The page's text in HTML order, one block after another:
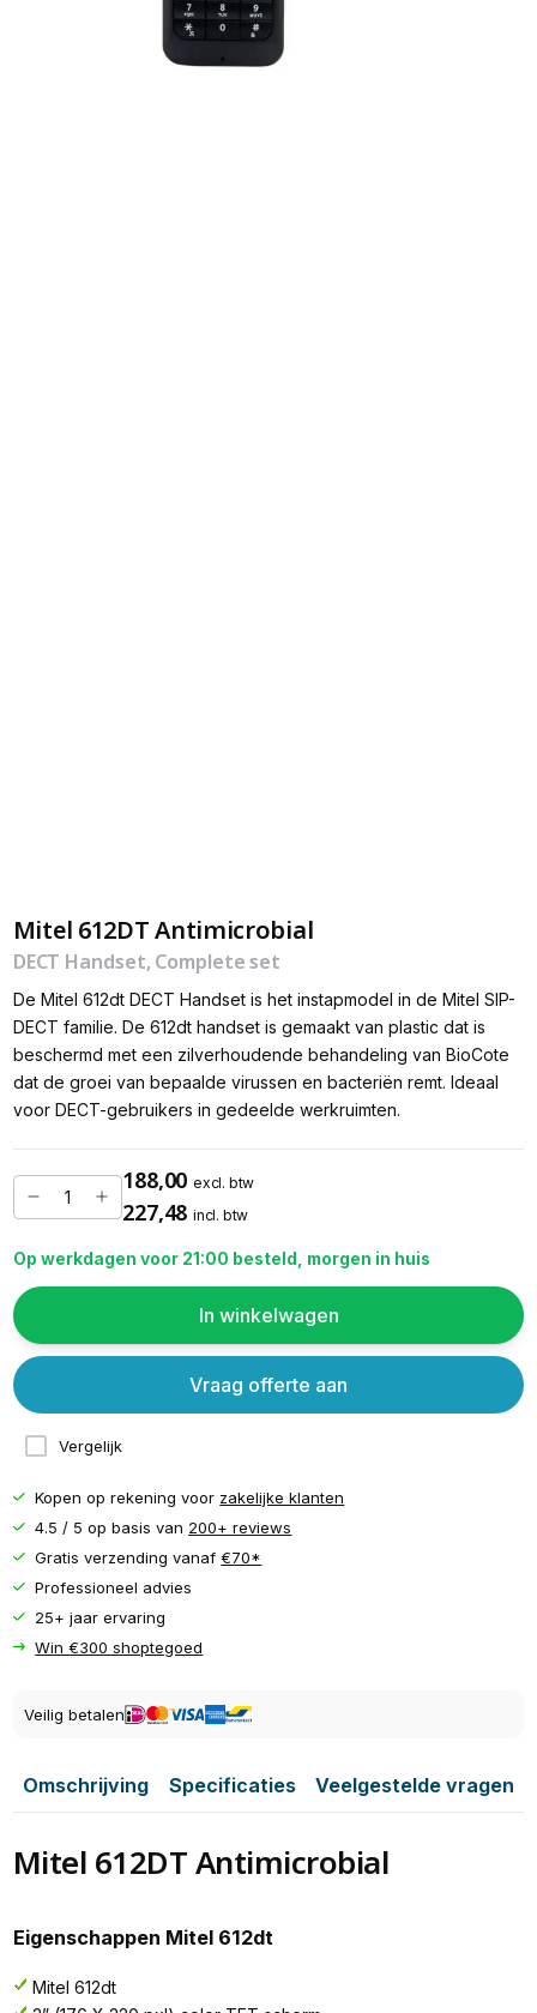
Mitel 612DT Antimicrobial
DECT Handset, Complete set
De Mitel 612dt DECT Handset is het instapmodel in de Mitel SIP-
DECT familie. De 612dt handset is gemaakt van plastic dat is
beschermd met een zilverhoudende behandeling van BioCote
dat de groei van bepaalde virussen en bacteriën remt. Ideaal
voor DECT-gebruikers in gedeelde werkruimten.
188,00 excl. btw
227,48 incl. btw
Op werkdagen voor 21:00 besteld, morgen in huis
In winkelwagen
Vergelijk
Vraag offerte aan
Kopen op rekening voor zakelijke klanten
4.5 / 5 op basis van 200+ reviews
Gratis verzending vanaf€70*
Professioneel advies
25+ jaar ervaring
Win €300 shoptegoed
Veilig betalen
Omschrijving Specificaties Veelgestelde vragen
Mitel 612DT Antimicrobial
Eigenschappen Mitel 612dt
Mitel 612dt